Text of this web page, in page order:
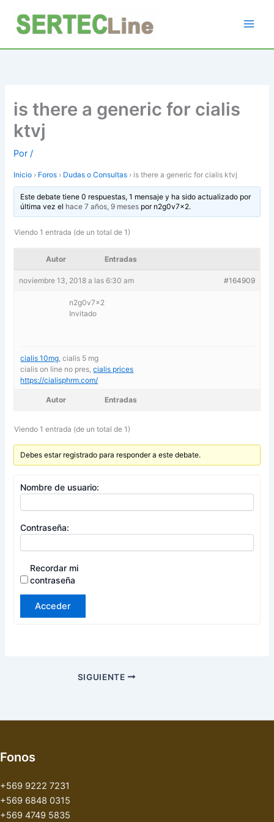
contenido
is there a generic for cialis
ktvj
Por/
Inicio › Foros › Dudas o Consultas › is there a generic for cialis ktvj
Este debate tiene 0 respuestas, 1 mensaje y ha sido actualizado por
última vez el hace 7 años, 9 mesespor n2g0v7x2.
Viendo 1 entrada (de un total de 1)
Autor Entradas
noviembre 13, 2018 a las 6:30 am #164909
n2g0v7x2
Invitado
cialis 10mg , cialis 5 mg
cialis on line no pres,cialis prices
https://cialisphrm.com/
Autor Entradas
Viendo 1 entrada (de un total de 1)
Debes estar registrado para responder a este debate.
Nombre de usuario:
Contraseña:
Recordar mi
contraseña
Acceder
SIGUIENTE
Fonos
+569 9222 7231
+569 6848 0315
+569 4749 5835